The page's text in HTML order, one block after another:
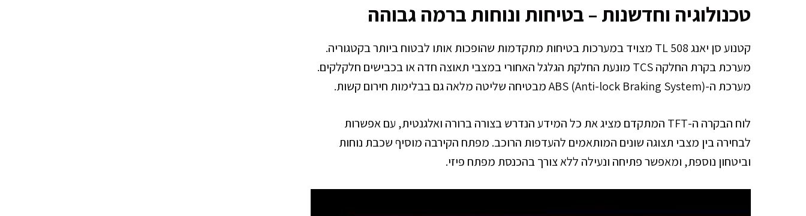
טכנולוגיה וחדשנות – בטיחות ונוחות ברמה גבוהה
קטנוע סן יאנג TL 508 מצויד במערכות בטיחות מתקדמות שהופכות אותו לבטוח ביותר בקטגוריה.
מערכת בקרת החלקה TCS מונעת החלקת הגלגל האחורי במצבי תאוצה חדה או בכבישים חלקלקים.
מערכת ה-ABS (Anti-lock Braking System) מבטיחה שליטה מלאה גם בבלימות חירום קשות.
לוח הבקרה ה-TFT המתקדם מציג את כל המידע הנדרש בצורה ברורה ואלגנטית, עם אפשרות
לבחירה בין מצבי תצוגה שונים המותאמים להעדפות הרוכב. מפתח הקירבה מוסיף שכבת נוחות
וביטחון נוספת, ומאפשר פתיחה ונעילה ללא צורך בהכנסת מפתח פיזי.